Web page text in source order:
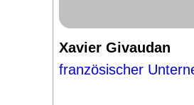
Xavier Givaudan
französischer